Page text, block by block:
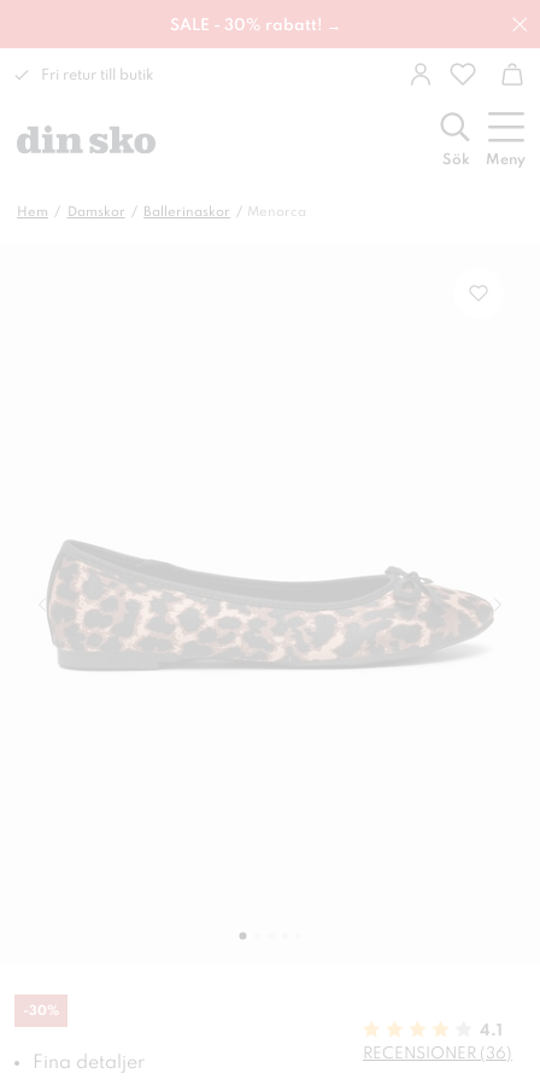
SALE - 30% rabatt! →
Fri retur till butik
Sök Meny
Hem Damskor Ballerinaskor Menorca
-30%
Fina detaljer
4.1
RECENSIONER (36)